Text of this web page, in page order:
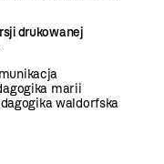
drukowanej
marii
waldorfska